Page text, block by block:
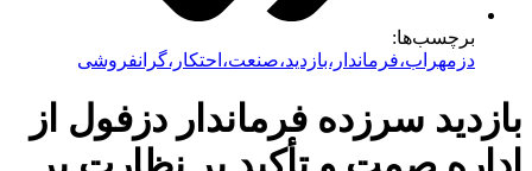
برچسب‌ها:
دزمهراب،فرماندار،بازدید،صنعت،احتکار،گرانفروشی
سرزده فرماندار دزفول از